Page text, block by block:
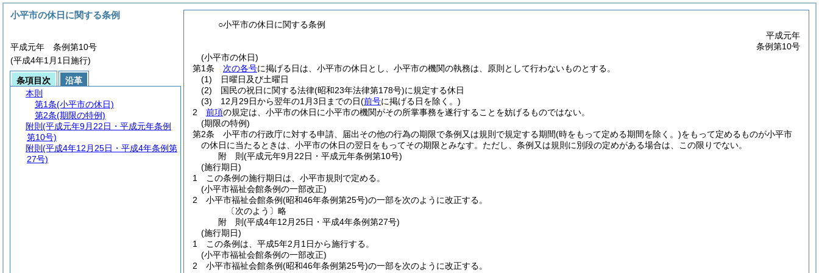
○小平市の休日に関する条例
平成元年
条例第10号
(小平市の休日)
第1条
次の各号に掲げる日は、小平市の休日とし、小平市の機関の執務は、原則として行わないものとする。
(1)
日曜日及び土曜日
(2)
国民の祝日に関する法律(昭和23年法律第178号)に規定する休日
(3)
12月29日から翌年の1月3日までの日(前号に掲げる日を除く。)
2
前項の規定は、小平市の休日に小平市の機関がその所掌事務を遂行することを妨げるものではない。
(期限の特例)
第2条
小平市の行政庁に対する申請、届出その他の行為の期限で条例又は規則で規定する期間(時をもって定める期間を除く。)をもって定めるものが小平市
の休日に当たるときは、小平市の休日の翌日をもってその期限とみなす。 ただし、条例又は規則に別段の定めがある場合は、この限りでない。
附 則(平成元年9月22日 ・平成元年条例第10号)
(施行期日)
1
この条例の施行期日は、小平市規則で定める。
(小平市福祉会館条例の一部改正)
2
小平市福祉会館条例(昭和46年条例第25号)の一部を次のように改正する。
〔次のよう〕略
附 則(平成4年12月25日 ・平成4年条例第27号)
(施行期日)
1
この条例は、平成5年2月1日から施行する。
(小平市福祉会館条例の一部改正)
2
小平市福祉会館条例(昭和46年条例第25号)の一部を次のように改正する。
小平市の休日に関する条例
平成元年 条例第10号
(平成4年1月1日施行)
条項目次
沿革
本則
第1条(小平市の休日)
第2条(期限の特例)
附則 (平成元年9月22日・平成元年条例
第10号)
附則 (平成4年12月25日・平成4年条例第
27号)